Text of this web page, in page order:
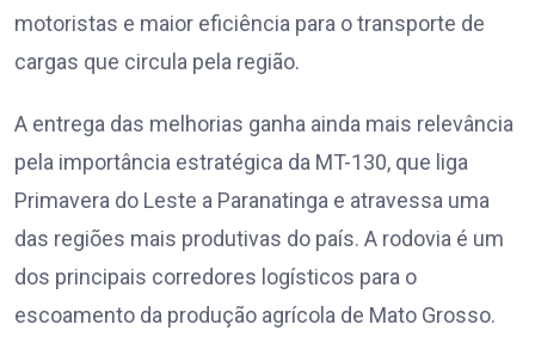
motoristas e maior eficiência para o transporte de
cargas que circula pela região.
A entrega das melhorias ganha ainda mais relevância
pela importância estratégica da MT-130, que liga
Primavera do Leste a Paranatinga e atravessa uma
das regiões mais produtivas do país. A rodovia é um
dos principais corredores logísticos para o
escoamento da produção agrícola de Mato Grosso.